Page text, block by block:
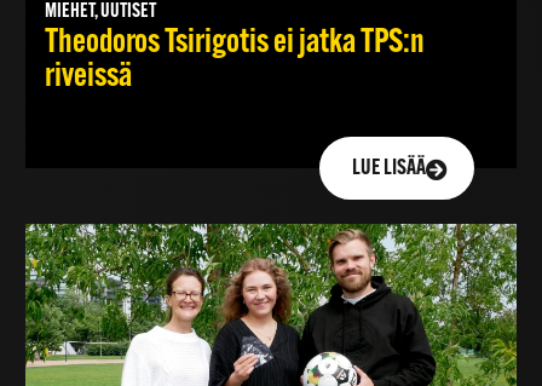
MIEHET, UUTISET
Theodoros Tsirigotis ei jatka TPS:n
riveissä
LUE LISÄÄ